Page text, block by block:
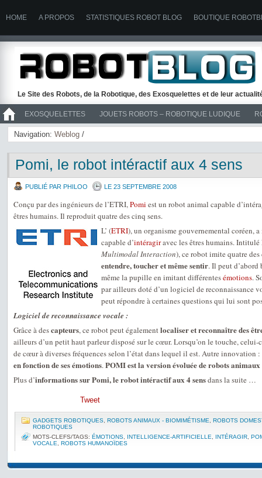
HOME A PROPOS STATISTIQUES ROBOT BLOG BOUTIQUE
Le Site des Robots, de la Robotique, des Exosquelettes et de leur
EXOSQUELETTES JOUETS ROBOTS – ROBOTIQUE LUDIQUE
>> ROBOTS
Navigation: Weblog /
Pomi, le robot intéractif aux 4 sens
PUBLIÉ PAR PHILOO LE 23 SEPTEMBRE 2008
Conçu par des ingénieurs de l’ETRI,Pomi est un robot animal capable
êtres humains. Il reproduit quatre des cinq sens.
L’ (ETRI), un organisme gouvernemental coréen,
capable d’intéragiravec les êtres humains. Intitulé
Multimodal Interaction), ce robot imite quatre
entendre, toucher et même sentir. Il peut
même la pupille en imitant différentesémotions.
par ailleurs doté d’un logiciel de reconnaissance
peut répondre à certaines questions qui lui sont
Logiciel de reconnaissance vocale :
Grâce à descapteurs, ce robot peut égalementlocaliser et reconnaître des
ailleurs d’un petit haut parleur disposé sur le cœur. Lorsqu’on le touche,
de cœur à diverses fréquences selon l’état dans lequel il est. Autre innovation
en fonction de ses émotions.POMI est la version évoluée de robots animaux
Plus d’informations sur Pomi, le robot intéractif aux 4 sensdans la suite …
Tweet
GADGETS ROBOTIQUES ROBOTS ANIMAUX - BIOMIMÉTISME
ROBOTS
ROBOTIQUES
MOTS-CLEFS/TAGS: ÉMOTIONS INTELLIGENCE-ARTIFICIELLE INTÉRAGIR
VOCALE
ROBOTS HUMANOÏDES